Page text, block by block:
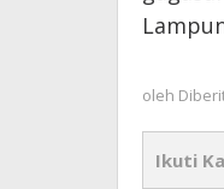
oleh
Ikuti